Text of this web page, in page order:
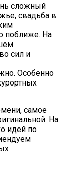
сложный
свадьба в
поближе. На
сил и
Особенно
самое
На
идей по